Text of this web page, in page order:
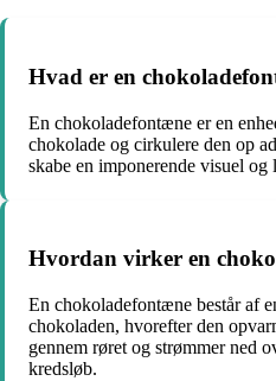
Hvad er en
En chokoladefontæne er en
chokolade og cirkulere den op
skabe en imponerende visuel
Hvordan virker en
En chokoladefontæne består af
chokoladen, hvorefter den
gennem røret og strømmer ned
kredsløb.